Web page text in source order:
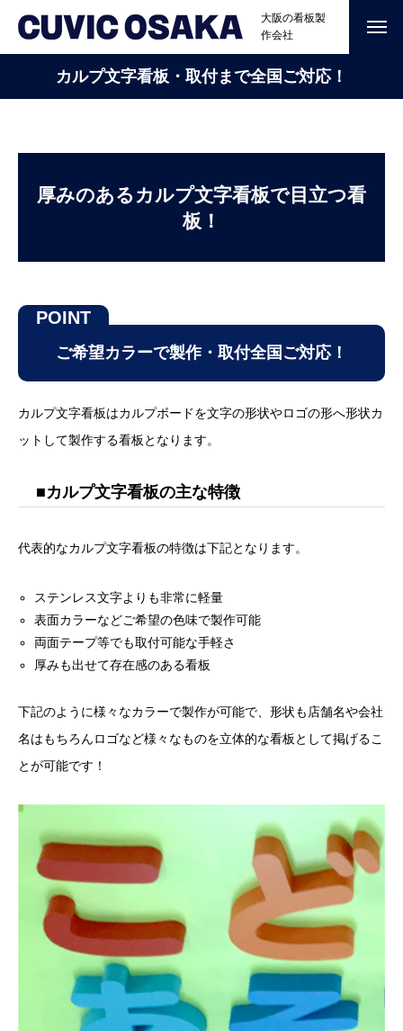
大阪の看板製
作会社
カルプ文字看板・取付まで全国ご対応！
厚みのあるカルプ文字看板で目立つ看
板！
ご希望カラーで製作・取付全国ご対応！
カルプ文字看板はカルプボードを文字の形状やロゴの形へ形状カ
ットして製作する看板となります。
■カルプ文字看板の主な特徴
代表的なカルプ文字看板の特徴は下記となります。
ステンレス文字よりも非常に軽量
表面カラーなどご希望の色味で製作可能
両面テープ等でも取付可能な手軽さ
厚みも出せて存在感のある看板
下記のように様々なカラーで製作が可能で、形状も店舗名や会社
名はもちろんロゴなど様々なものを立体的な看板として掲げるこ
とが可能です！